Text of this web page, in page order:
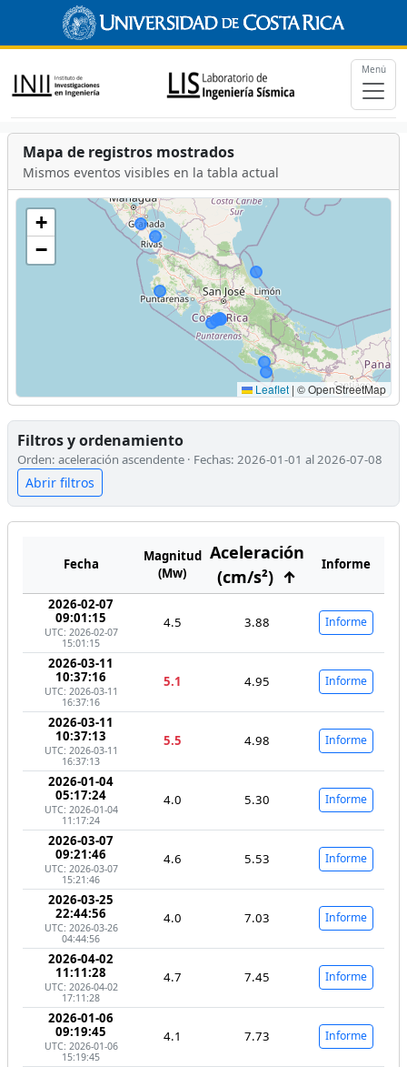
Menú
Mapa de registros mostrados
Mismos eventos visibles en la tabla actual
+
−
Leaflet | © OpenStreetMap
Filtros y ordenamiento
Orden: aceleración ascendente · Fechas: 2026-01-01 al 2026-07-08
Abrir filtros
Fecha
Magnitud
(Mw)
Aceleración
(cm/s²) ↑
Informe
2026-02-07
09:01:15
UTC: 2026-02-07
15:01:15
4.5 3.88 Informe
2026-03-11
10:37:16
UTC: 2026-03-11
16:37:16
5.1 4.95 Informe
2026-03-11
10:37:13
UTC: 2026-03-11
16:37:13
5.5 4.98 Informe
2026-01-04
05:17:24
UTC: 2026-01-04
11:17:24
4.0 5.30 Informe
2026-03-07
09:21:46
UTC: 2026-03-07
15:21:46
4.6 5.53 Informe
2026-03-25
22:44:56
UTC: 2026-03-26
04:44:56
4.0 7.03 Informe
2026-04-02
11:11:28
UTC: 2026-04-02
17:11:28
4.7 7.45 Informe
2026-01-06
09:19:45
UTC: 2026-01-06
15:19:45
4.1 7.73 Informe